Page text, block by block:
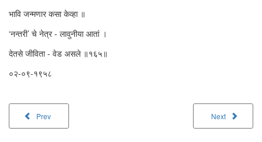
भावि जन्मणार कसा केव्हा ॥
‘नन्तरी’ चे नेत्र - लावुनीया आतां ।
देतसे जीविता - वेड असले ॥१६५॥
०२-०९-१९५८
Prev Next